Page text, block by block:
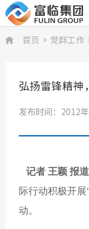
 首页 > 党群工作
弘扬雷锋精神
发布时间：2012
记者 王颖 报道
际行动积极开
动。